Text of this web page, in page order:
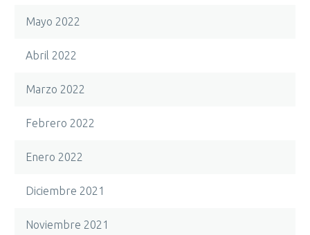
Mayo 2022
Abril 2022
Marzo 2022
Febrero 2022
Enero 2022
Diciembre 2021
Noviembre 2021